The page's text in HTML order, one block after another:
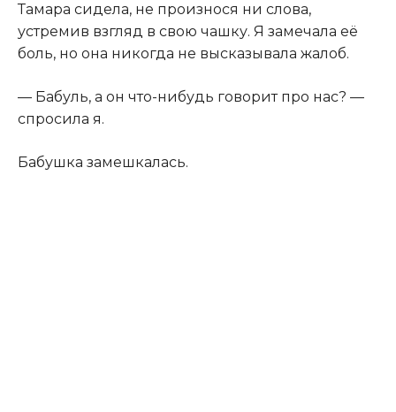
Тамара сидела, не произнося ни слова,
устремив взгляд в свою чашку. Я замечала её
боль, но она никогда не высказывала жалоб.
— Бабуль, а он что-нибудь говорит про нас? —
спросила я.
Бабушка замешкалась.